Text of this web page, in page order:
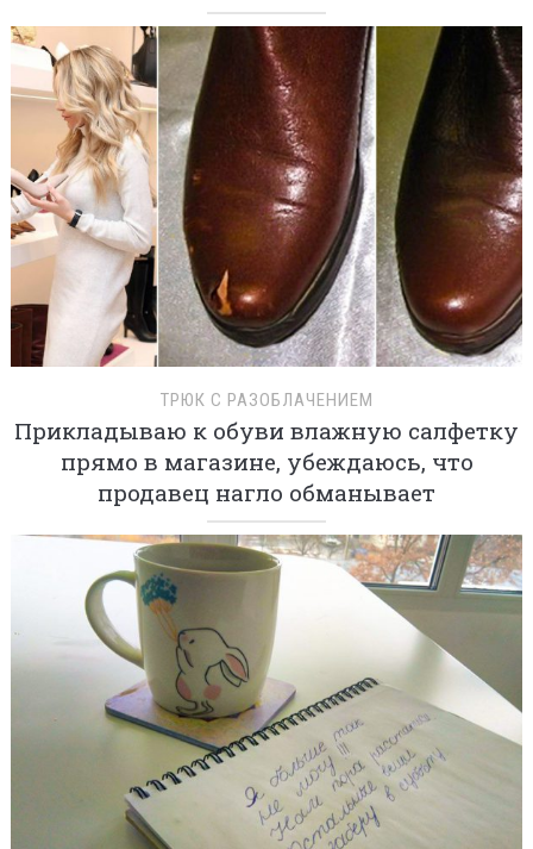
ТРЮК С РАЗОБЛАЧЕНИЕМ
Прикладываю к обуви влажную салфетку
прямо в магазине, убеждаюсь, что
продавец нагло обманывает